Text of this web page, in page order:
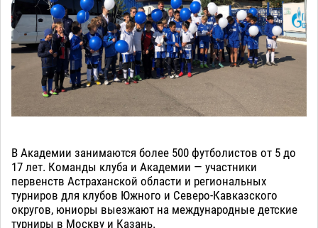
В Академии занимаются более 500 футболистов от 5 до
17 лет. Команды клуба и Академии — участники
первенств Астраханской области и региональных
турниров для клубов Южного и Северо-Кавказского
округов, юниоры выезжают на международные детские
турниры в Москву и Казань.